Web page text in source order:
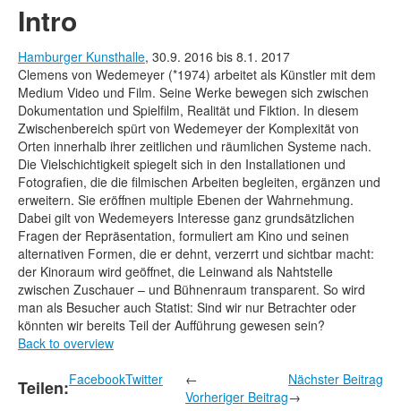
Mediadaten
Bibliothek
Camera Austria Preis
Fotoarchiv Pierre Bourdieu
Rechtliche Informationen
Intro
Hamburger Kunsthalle, 30.9. 2016 bis 8.1. 2017
Clemens von Wedemeyer (*1974) arbeitet als Künstler mit dem
Medium Video und Film. Seine Werke bewegen sich zwischen
Dokumentation und Spielfilm, Realität und Fiktion. In diesem
Zwischenbereich spürt von Wedemeyer der Komplexität von
Orten innerhalb ihrer zeitlichen und räumlichen Systeme nach.
Die Vielschichtigkeit spiegelt sich in den Installationen und
Fotografien, die die filmischen Arbeiten begleiten, ergänzen und
erweitern. Sie eröffnen multiple Ebenen der Wahrnehmung.
Dabei gilt von Wedemeyers Interesse ganz grundsätzlichen
Fragen der Repräsentation, formuliert am Kino und seinen
alternativen Formen, die er dehnt, verzerrt und sichtbar macht:
der Kinoraum wird geöffnet, die Leinwand als Nahtstelle
zwischen Zuschauer – und Bühnenraum transparent. So wird
man als Besucher auch Statist: Sind wir nur Betrachter oder
könnten wir bereits Teil der Aufführung gewesen sein?
Back to overview
Teilen:FacebookTwitter
←
Vorheriger Beitrag
Nächster Beitrag
→